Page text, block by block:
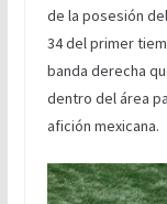
de la posesión
34 del primer
banda derecha
dentro del área
afición mexicana.